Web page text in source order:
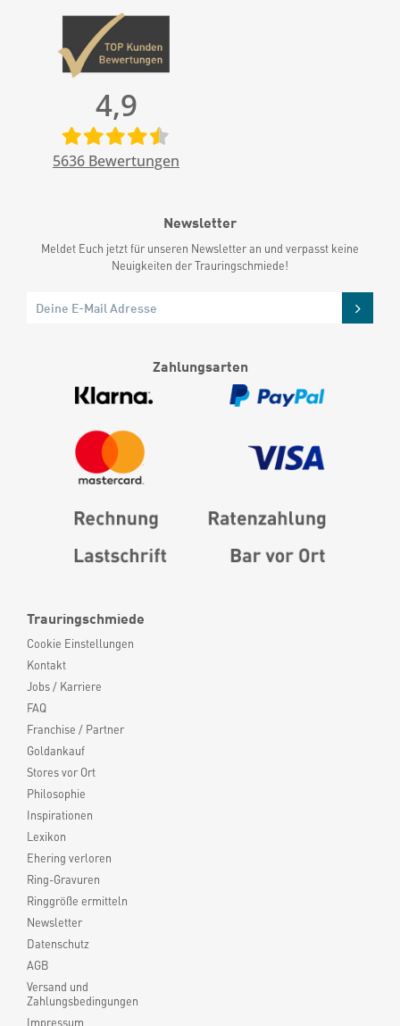
Trauringschmiede
Cookie Einstellungen
Kontakt
Jobs / Karriere
FAQ
Franchise / Partner
Goldankauf
Stores vor Ort
Philosophie
Inspirationen
Lexikon
Ehering verloren
Ring-Gravuren
Ringgröße ermitteln
Newsletter
Datenschutz
AGB
Versand und
Zahlungsbedingungen
Impressum
4,9
5636 Bewertungen
Newsletter
Meldet Euch jetzt für unseren Newsletter an und verpasst keine
Neuigkeiten der Trauringschmiede!
Zahlungsarten